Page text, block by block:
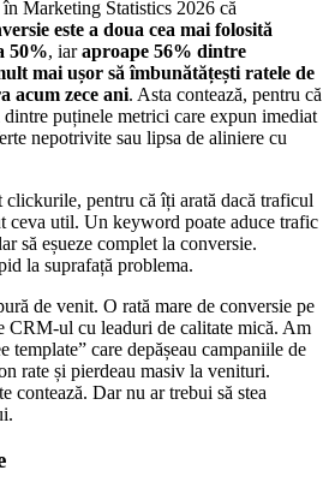
Marketing Statistics 2026 că
este a doua cea mai folosită
50%, iaraproape 56% dintre
mai ușor să îmbunătățești ratele de
acum zece ani. Asta contează, pentru că
dintre puținele metrici care expun imediat
nepotrivite sau lipsa de aliniere cu
clickurile, pentru că îți arată dacă traficul
ceva util. Un keyword poate aduce trafic
să eșueze complet la conversie.
la suprafață problema.
de venit. O rată mare de conversie pe
CRM-ul cu leaduri de calitate mică. Am
template” care depășeau campaniile de
rate și pierdeau masiv la venituri.
contează. Dar nu ar trebui să stea